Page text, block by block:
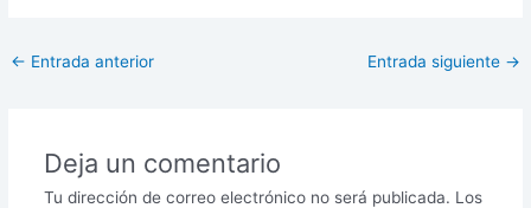
← Entrada anterior Entrada siguiente →
Deja un comentario
Tu dirección de correo electrónico no será publicada. Los